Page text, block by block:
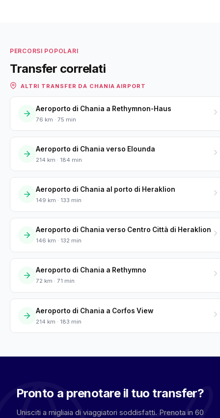
PERCORSI POPOLARI
Transfer correlati
ALTRI TRANSFER DA CHANIA AIRPORT
Aeroporto di Chania a Rethymnon-Haus
76 km · 75 min
Aeroporto di Chania verso Elounda
214 km · 184 min
Aeroporto di Chania al porto di Heraklion
149 km · 133 min
Aeroporto di Chania verso Centro Città di Heraklion
146 km · 132 min
Aeroporto di Chania a Rethymno
72 km · 71 min
Aeroporto di Chania a Corfos View
214 km · 183 min
Pronto a prenotare il tuo transfer?
Unisciti a migliaia di viaggiatori soddisfatti. Prenota in 60